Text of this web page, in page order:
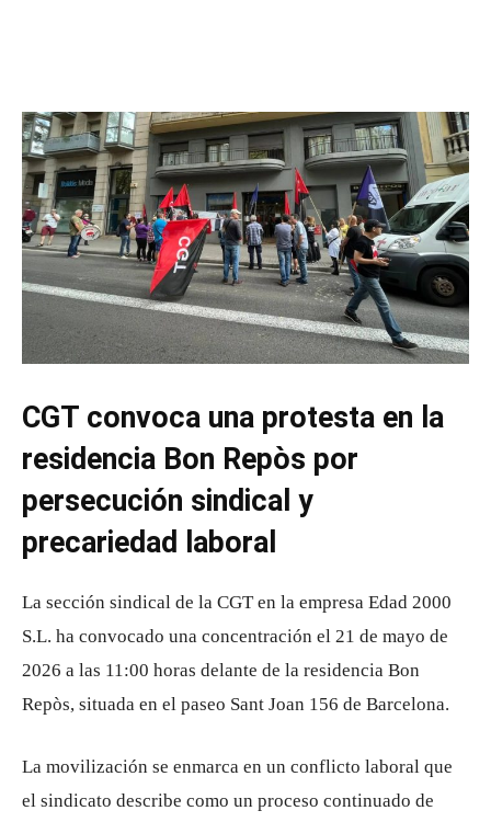
CGT convoca una protesta en la
residencia Bon Repòs por
persecución sindical y
precariedad laboral
La sección sindical de la CGTen la empresa Edad 2000
S.L. ha convocado una concentración el 21 de mayo de
2026 a las 11:00 horas delante de la residencia Bon
Repòs, situada en el paseo Sant Joan 156 de Barcelona.
La movilización se enmarca en un conflicto laboral que
el sindicato describe como un proceso continuado de